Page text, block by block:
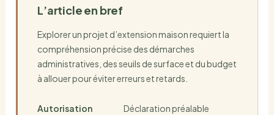
L’article en bref
Explorer un projet d’extension maison requiert la
compréhension précise des démarches
administratives, des seuils de surface et du budget
à allouer pour éviter erreurs et retards.
Autorisation
Déclaration préalable